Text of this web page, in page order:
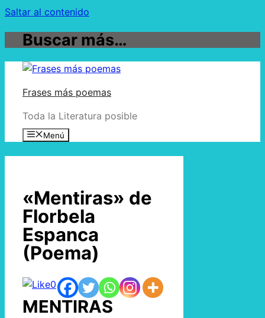
Saltar al contenido
Buscar más…
Frases más poemas
Toda la Literatura posible
Menú
«Mentiras» de
Florbela
Espanca
(Poema)
0
MENTIRAS